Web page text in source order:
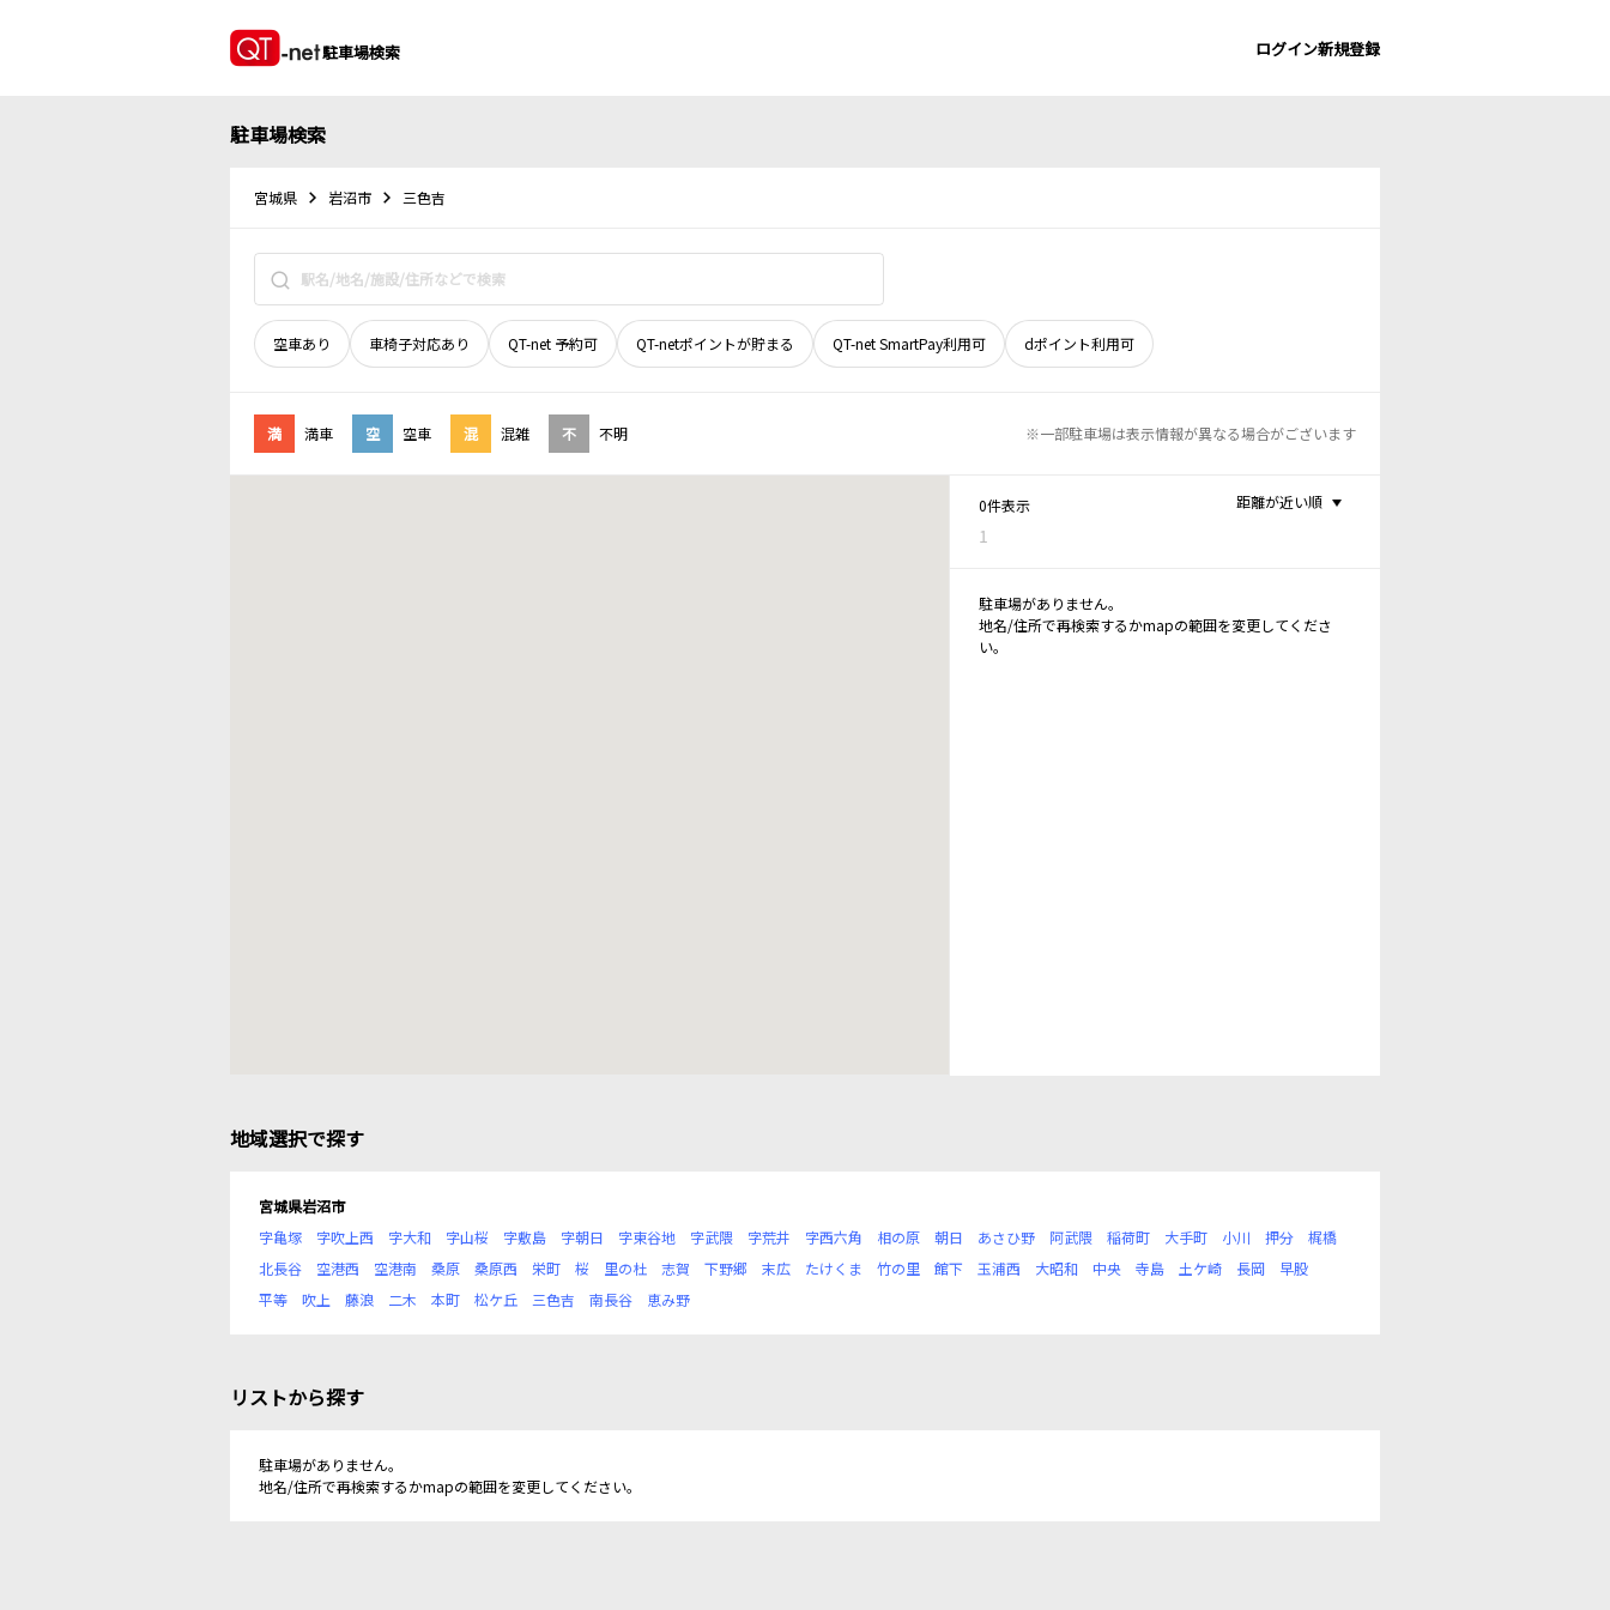
駐車場検索 ログイン新規登録
駐車場検索
宮城県 岩沼市 三色吉
空車あり 車椅子対応あり QT-net 予約可 QT-netポイントが貯まる QT-net SmartPay利用可 dポイント利用可
満 満車 空 空車 混 混雑 不 不明 ※一部駐車場は表示情報が異なる場合がございます
0件表示
1
距離が近い順
駐車場がありません。
地名/住所で再検索するかmapの範囲を変更してくださ
い。
地域選択で探す
宮城県岩沼市
字亀塚
字吹上西 字大和 字山桜 字敷島 字朝日 字東谷地 字武隈 字荒井 字西六角 相の原 朝日 あさひ野 阿武隈 稲荷町 大手町 小川 押分
梶橋
北長谷
空港西 空港南 桑原 桑原西 栄町 桜 里の杜 志賀 下野郷 末広 たけくま 竹の里 館下 玉浦西 大昭和 中央 寺島 土ケ崎 長岡
早股
平等
吹上 藤浪 二木 本町 松ケ丘 三色吉 南長谷 恵み野
リストから探す
駐車場がありません。
地名/住所で再検索するかmapの範囲を変更してください。